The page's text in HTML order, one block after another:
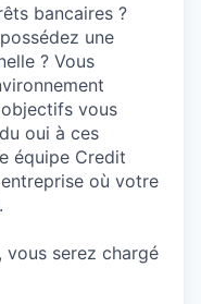
bancaires ?
une
? Vous
vous
oui à ces
équipe Credit
où votre
serez chargé